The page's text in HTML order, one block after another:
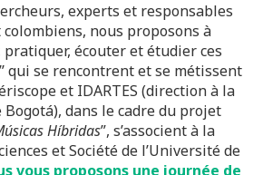
experts et responsables
nous proposons à
pratiquer, écouter et étudier ces
qui se rencontrent et se métissent
et IDARTES (direction à la
dans le cadre du projet
Híbridas”, s’associent à la
et Société de l’Université de
vous proposons une journée de